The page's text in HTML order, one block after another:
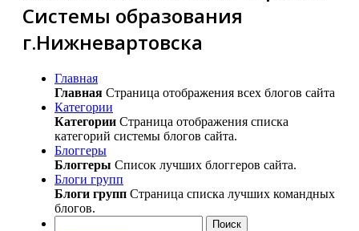
Системы образования
г.Нижневартовска
Главная
Главная Страница отображения всех блогов сайта
Категории
Категории Страница отображения списка
категорий системы блогов сайта.
Блоггеры
Блоггеры Список лучших блоггеров сайта.
Блоги групп
Блоги групп Страница списка лучших командных
блогов.
Поиск